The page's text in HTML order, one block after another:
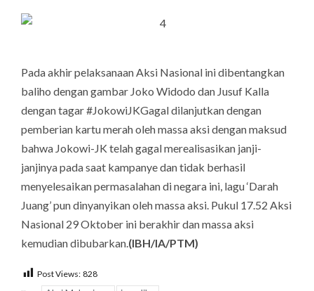
Pada akhir pelaksanaan Aksi Nasional ini dibentangkan
baliho dengan gambar Joko Widodo dan Jusuf Kalla
dengan tagar #JokowiJKGagal dilanjutkan dengan
pemberian kartu merah oleh massa aksi dengan maksud
bahwa Jokowi-JK telah gagal merealisasikan janji-
janjinya pada saat kampanye dan tidak berhasil
menyelesaikan permasalahan di negara ini, lagu ‘Darah
Juang’ pun dinyanyikan oleh massa aksi. Pukul 17.52 Aksi
Nasional 29 Oktober ini berakhir dan massa aksi
kemudian dibubarkan.(IBH/IA/PTM)
Post Views: 828